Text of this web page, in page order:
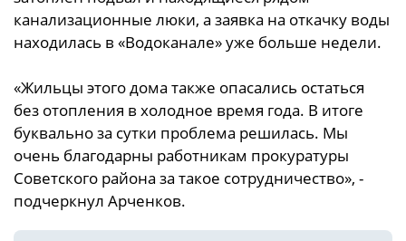
канализационные люки, а заявка на откачку воды
находилась в «Водоканале» уже больше недели.
«Жильцы этого дома также опасались остаться
без отопления в холодное время года. В итоге
буквально за сутки проблема решилась. Мы
очень благодарны работникам прокуратуры
Советского района за такое сотрудничество», -
подчеркнул Арченков.